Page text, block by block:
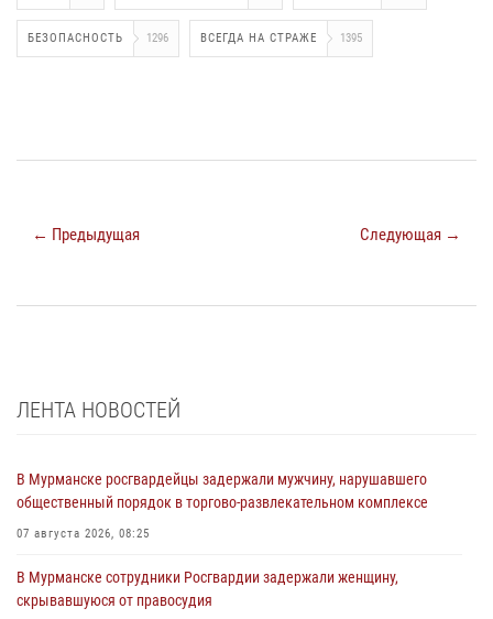
БЕЗОПАСНОСТЬ 1296 ВСЕГДА НА СТРАЖЕ 1395
← Предыдущая Следующая →
ЛЕНТА НОВОСТЕЙ
В Мурманске росгвардейцы задержали мужчину, нарушавшего
общественный порядок в торгово-развлекательном комплексе
07 августа 2026, 08:25
В Мурманске сотрудники Росгвардии задержали женщину,
скрывавшуюся от правосудия